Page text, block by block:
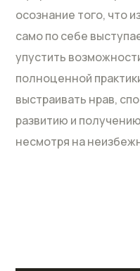
осознание того, что
само по себе
упустить
полноценной
выстраивать нрав,
развитию и
несмотря на